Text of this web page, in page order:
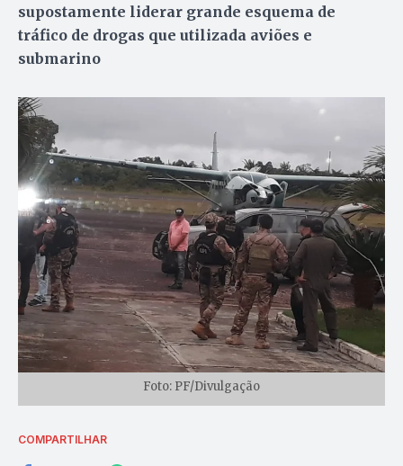
supostamente liderar grande esquema de
tráfico de drogas que utilizada aviões e
submarino
Foto: PF/Divulgação
COMPARTILHAR